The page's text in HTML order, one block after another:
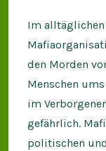
Im alltäglichen
den Morden
Menschen
im
gefährlich.
politischen